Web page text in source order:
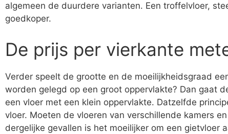
algemeen de duurdere varianten. Een troffelvloer,
goedkoper.
De prijs per vierkante
Verder speelt de grootte en de moeilijkheidsgraad
worden gelegd op een groot oppervlakte? Dan gaat
een vloer met een klein oppervlakte. Datzelfde
vloer. Moeten de vloeren van verschillende kamers
dergelijke gevallen is het moeilijker om een gietvloer